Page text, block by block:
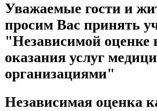
Уважаемые гости и
просим Вас принять
"Независимой оценке
оказания услуг
организациями"
Независимая оценка